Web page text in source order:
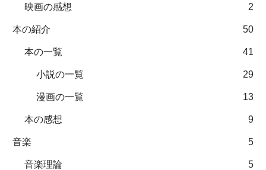
映画の感想 2
本の紹介 50
本の一覧 41
小説の一覧 29
漫画の一覧 13
本の感想 9
音楽 5
音楽理論 5